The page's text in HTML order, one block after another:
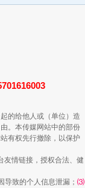
喊你健身啦
的给他人或（单位）造
。本传媒网站中的部份
有权先行撤除，以保护
友情链接，授权合法、健
导致的个人信息泄漏； ⑶